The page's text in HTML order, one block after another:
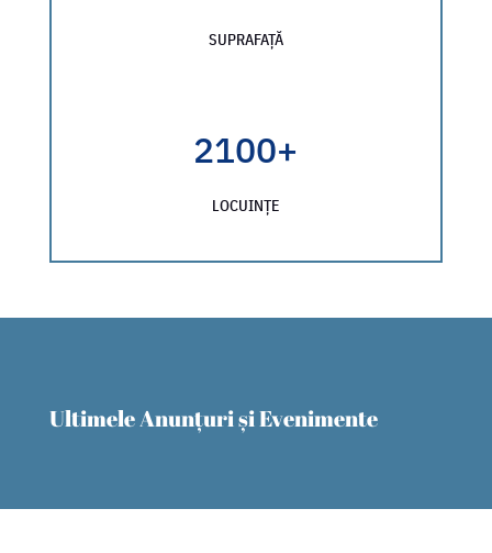
SUPRAFAȚĂ
2100+
LOCUINȚE
Ultimele Anunțuri și Evenimente